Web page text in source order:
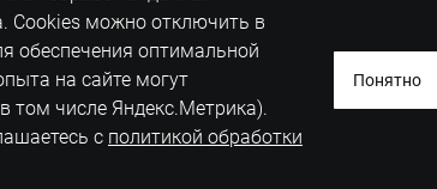
Cookies можно отключить в
обеспечения оптимальной
на сайте могут
том числе Яндекс.Метрика).
с политикой обработки
Понятно